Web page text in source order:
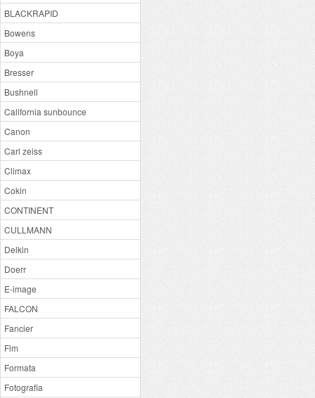
BLACKRAPID
Bowens
Boya
Bresser
Bushnell
California sunbounce
Canon
Carl zeiss
Climax
Cokin
CONTINENT
CULLMANN
Delkin
Doerr
E-image
FALCON
Fancier
Flm
Formata
Fotografia